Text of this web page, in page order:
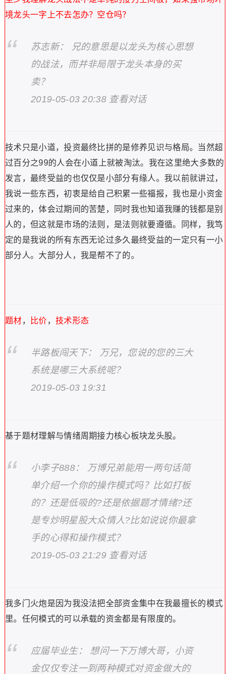
境龙头一字上不去怎办？空仓吗？
苏志新： 兄的意思是以龙头为核心思想
的战法，而并非局限于龙头本身的买
卖？
2019-05-03 20:38 查看对话
技术只是小道，投资最终比拼的是修养见识与格局。当然超
过百分之99的人会在小道上就被淘汰。我在这里绝大多数的
发言，最终受益的也仅仅是小部分有缘人。我以前就讲过，
我说一些东西，初衷是给自己积累一些福报，我也是小资金
过来的，体会过期间的苦楚，同时我也知道我赚的钱都是别
人的，但这就是市场的法则，是法则就要遵循。同样，我笃
定的是我说的所有东西无论过多久最终受益的一定只有一小
部分人。大部分人，我是帮不了的。
题材， 比价， 技术形态
半路板闯天下： 万兄，您说的您的三大
系统是哪三大系统呢？
2019-05-03 19:31
基于题材理解与情绪周期接力核心板块龙头股。
小李子888： 万博兄弟能用一两句话简
单介绍一个你的操作模式吗？比如打板
的？还是低吸的?还是依据题才情绪?还
是专炒明星股大众情人?比如说说你最拿
手的心得和操作模式？
2019-05-03 21:29 查看对话
我多门火炮是因为我没法把全部资金集中在我最擅长的模式
里。任何模式的可以承载的资金都是有限度的。
应届毕业生： 想问一下万博大哥，小资
金仅仅专注一到两种模式对资金做大的